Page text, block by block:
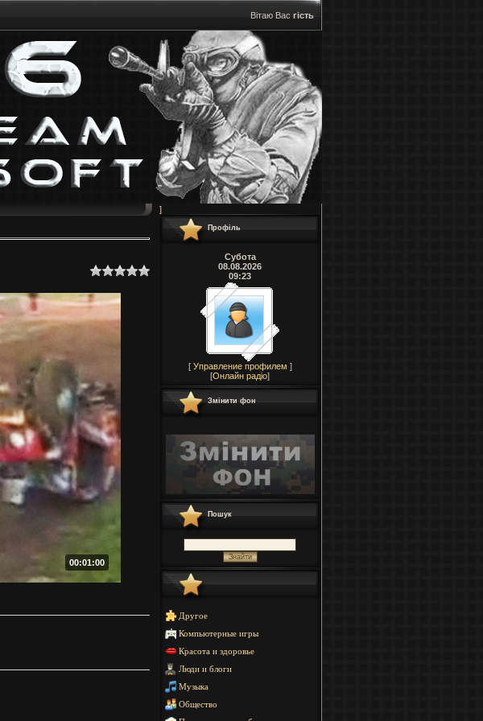
Вітаю Вас гість
00:01:00
]
Профіль
Субота
08.08.2026
09:23
[ Управление профилем ]
[Онлайн радіо]
Змінити фон
Пошук
Другое
Компьютерные игры
Красота и здоровье
Люди и блоги
Музыка
Общество